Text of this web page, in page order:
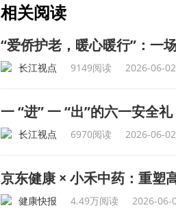
相关阅读
“爱侨护老，暖心暖行”：一
长江视点 9149阅读 2026-06-02
一 “进” 一 “出”的六一安全
长江视点 6970阅读 2026-06-02
京东健康 × 小禾中药：重塑
健康快报 4.49万阅读 2026-06-